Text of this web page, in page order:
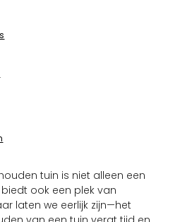
tuin is niet alleen een
ook een plek van
laten we eerlijk zijn—het